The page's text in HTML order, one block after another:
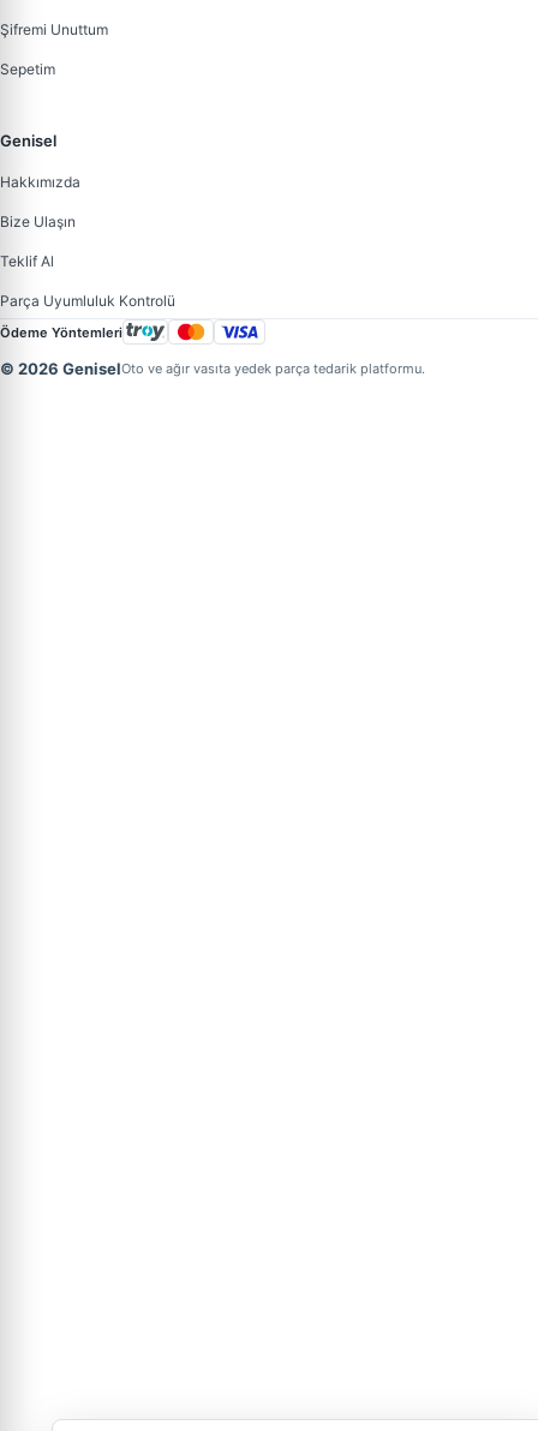
Şifremi Unuttum
Sepetim
Genisel
Hakkımızda
Bize Ulaşın
Teklif Al
Parça Uyumluluk Kontrolü
Ödeme Yöntemleri
© 2026 GeniselOto ve ağır vasıta yedek parça tedarik platformu.